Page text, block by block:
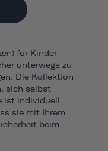
für Kinder
unterwegs zu
Die Kollektion
sich selbst
ist individuell
sie mit Ihrem
beim